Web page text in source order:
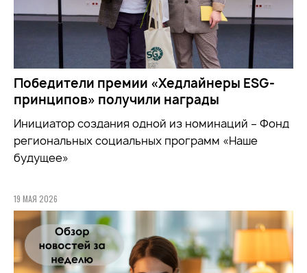
Победители премии «Хедлайнеры ESG-
принципов» получили награды
Инициатор создания одной из номинаций – Фонд
региональных социальных программ «Наше
будущее»
19 МАЯ 2026